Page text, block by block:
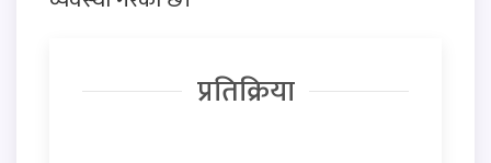
प्रतिक्रिया